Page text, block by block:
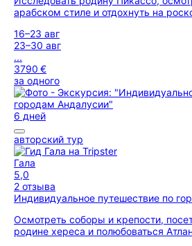
арабском стиле и отдохнуть на
16–23 авг
23–30 авг
...
3790 €
за одного
6 дней
авторский тур
Гала
5,0
2 отзыва
Индивидуальное путешествие по
Осмотреть соборы и крепости,
родине хереса и полюбоваться